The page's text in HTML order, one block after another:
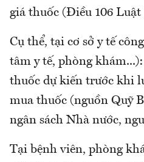
giá thuốc (Điều 106 Luật
Cụ thể, tại cơ sở y tế
tâm y tế, phòng
thuốc dự kiến trước khi
mua thuốc (nguồn Quỹ
ngân sách Nhà nước,
Tại bệnh viên, phòng